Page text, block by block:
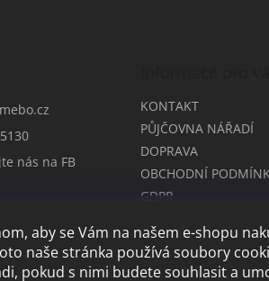
aby se Vám na našem e-shopu
naše stránka používá soubory
pokud s nimi budete souhlasit a
mebo.cz
nás na FB
KONTAKT
PŮJČOVNA NÁŘADÍ
DOPRAVA
OBCHODNÍ
GDPR